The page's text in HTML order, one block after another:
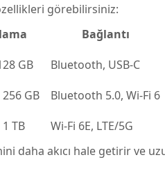
görebilirsiniz:
Bağlantı
GB Bluetooth, USB-C
256 GB Bluetooth 5.0, Wi-Fi 6
TB Wi-Fi 6E, LTE/5G
daha akıcı hale getirir ve